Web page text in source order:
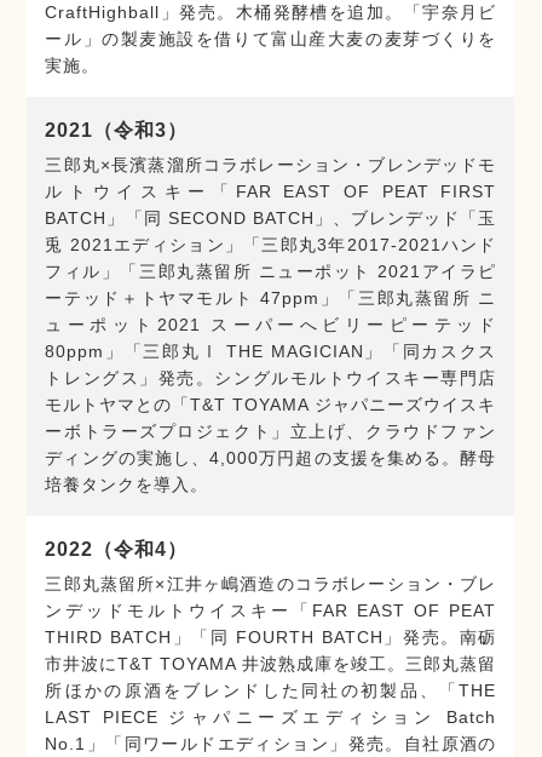
CraftHighball」発売。木桶発酵槽を追加。「宇奈月ビ
ール」の製麦施設を借りて富山産大麦の麦芽づくりを
実施。
2021（令和3）
三郎丸×長濱蒸溜所コラボレーション・ブレンデッドモ
ルトウイスキー「FAR EAST OF PEAT FIRST
BATCH」「同 SECOND BATCH」、ブレンデッド「玉
兎 2021エディション」「三郎丸3年2017-2021ハンド
フィル」「三郎丸蒸留所 ニューポット 2021アイラピ
ーテッド＋トヤマモルト 47ppm」「三郎丸蒸留所 ニ
ューポット2021 スーパーへビリーピーテッド
80ppm」「三郎丸Ⅰ THE MAGICIAN」「同カスクス
トレングス」発売。シングルモルトウイスキー専門店
モルトヤマとの「T&T TOYAMA ジャパニーズウイスキ
ーボトラーズプロジェクト」立上げ、クラウドファン
ディングの実施し、4,000万円超の支援を集める。酵母
培養タンクを導入。
2022（令和4）
三郎丸蒸留所×江井ヶ嶋酒造のコラボレーション・ブレ
ンデッドモルトウイスキー「FAR EAST OF PEAT
THIRD BATCH」「同 FOURTH BATCH」発売。南砺
市井波にT&T TOYAMA 井波熟成庫を竣工。三郎丸蒸留
所ほかの原酒をブレンドした同社の初製品、「THE
LAST PIECE ジャパニーズエディション Batch
No.1」「同ワールドエディション」発売。自社原酒の